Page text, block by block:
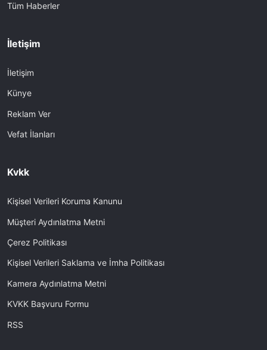
Tüm Haberler
İletişim
İletişim
Künye
Reklam Ver
Vefat İlanları
Kvkk
Kişisel Verileri Koruma Kanunu
Müşteri Aydınlatma Metni
Çerez Politikası
Kişisel Verileri Saklama ve İmha Politikası
Kamera Aydınlatma Metni
KVKK Başvuru Formu
RSS